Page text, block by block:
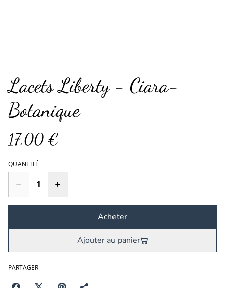
Lacets Liberty - Ciara-
Botanique
17,00 €
QUANTITÉ
Acheter
Ajouter au panier
PARTAGER